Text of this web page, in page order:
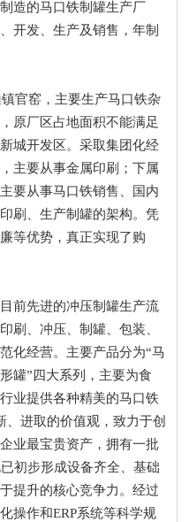
造的马口铁制罐生产厂
开发、生产及销售，年制
官窑，主要生产马口铁杂
原厂区占地面积不能满足
城开发区。采取集团化经
主要从事金属印刷；下属
要从事马口铁销售、国内
刷、生产制罐的架构。凭
等优势，真正实现了购
前先进的冲压制罐生产流
刷、冲压、制罐、包装、
化经营。主要产品分为“马
罐”四大系列，主要为食
业提供各种精美的马口铁
进取的价值观，致力于创
业最宝贵资产，拥有一批
初步形成设备齐全、基础
提升的核心竞争力。经过
操作和ERP系统等科学规